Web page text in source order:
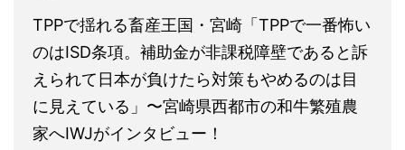
TPPで揺れる畜産王国・宮崎「TPPで一番怖い
のはISD条項。補助金が非課税障壁であると訴
えられて日本が負けたら対策もやめるのは目
に見えている」〜宮崎県西都市の和牛繁殖農
家へIWJがインタビュー！